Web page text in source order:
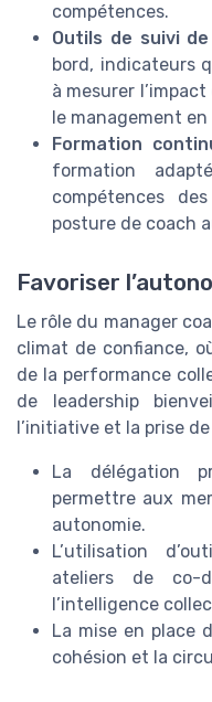
compétences.
Outils de suivi
bord, indicateurs
à mesurer
le management
Formation
formation
compétences
posture de coach
Favoriser
Le rôle du manager
climat de confiance,
de la performance
de leadership
l’initiative et la prise
La délégation
permettre aux
autonomie.
L’utilisation
ateliers de co-
l’intelligence
La mise en place
cohésion et la